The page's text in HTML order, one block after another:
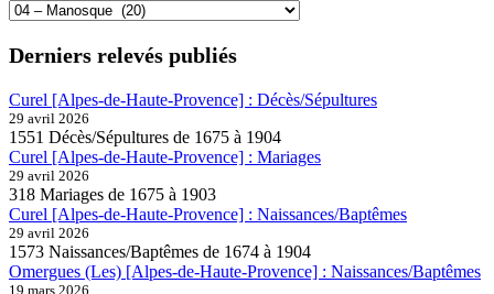
Derniers relevés publiés
Curel [Alpes-de-Haute-Provence] : Décès/Sépultures
29 avril 2026
1551 Décès/Sépultures de 1675 à 1904
Curel [Alpes-de-Haute-Provence] : Mariages
29 avril 2026
318 Mariages de 1675 à 1903
Curel [Alpes-de-Haute-Provence] : Naissances/Baptêmes
29 avril 2026
1573 Naissances/Baptêmes de 1674 à 1904
Omergues (Les) [Alpes-de-Haute-Provence] : Naissances/Baptêmes
19 mars 2026